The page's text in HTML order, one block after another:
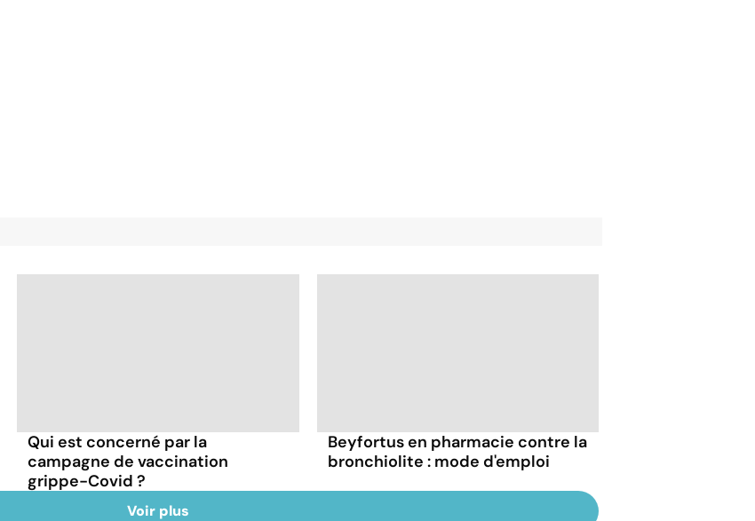
Qui est concerné par la
campagne de vaccination
grippe-Covid ?
Beyfortus en pharmacie contre la
bronchiolite : mode d'emploi
Voir plus